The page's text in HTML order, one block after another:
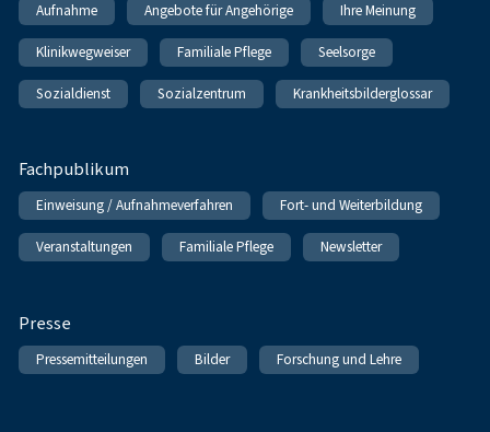
Aufnahme Angebote für Angehörige Ihre Meinung
Klinikwegweiser Familiale Pflege Seelsorge
Sozialdienst Sozialzentrum Krankheitsbilderglossar
Fachpublikum
Einweisung / Aufnahmeverfahren Fort- und Weiterbildung
Veranstaltungen Familiale Pflege Newsletter
Presse
Pressemitteilungen Bilder Forschung und Lehre